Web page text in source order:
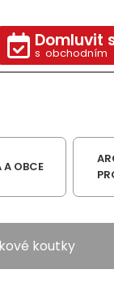
Domluvit
s obchodním
A OBCE
koutky